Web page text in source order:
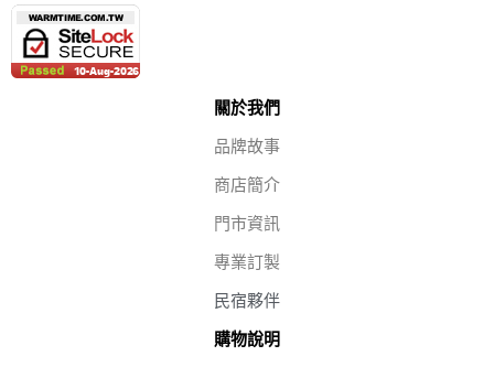
關於我們
品牌故事
商店簡介
門市資訊
專業訂製
民宿夥伴
購物說明